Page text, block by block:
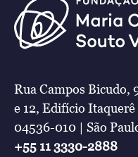
Rua Campos Bicudo,
e 12, Edifício
04536-010 | São
+55 11 3330-2888